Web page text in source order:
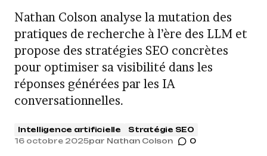
Nathan Colson analyse la mutation des
pratiques de recherche à l’ère des LLM et
propose des stratégies SEO concrètes
pour optimiser sa visibilité dans les
réponses générées par les IA
conversationnelles.
Intelligence artificielle
Stratégie SEO
16 octobre 2025par Nathan Colson 0